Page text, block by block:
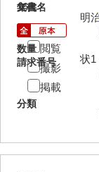
熊野
蔵田
栗林
来栖
16
文書名
請求番号
分類
年代
明
数量
状1
閲覧
撮影
掲載